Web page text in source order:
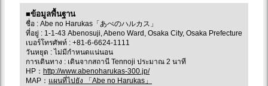
■ข้อมูลพื้นฐาน
ชื่อ : Abe no Harukas「あべのハルカス」
ที่อยู่ : 1-1-43 Abenosuji, Abeno Ward, Osaka City, Osaka Prefecture
เบอร์โทรศัพท์ : +81-6-6624-1111
วันหยุด : ไม่มีกำหนดแน่นอน
การเดินทาง : เดินจากสถานี Tennoji ประมาณ 2 นาที
HP： http://www.abenoharukas-300.jp/
MAP： แผนที่ไปยัง 「Abe no Harukas」